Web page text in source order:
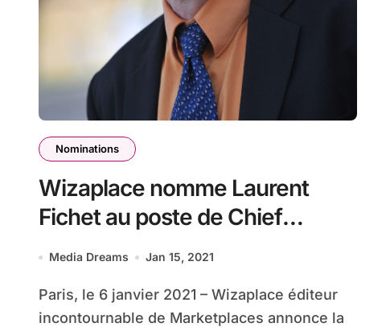
Nominations
Wizaplace nomme Laurent
Fichet au poste de Chief
Technology Officer (CTO)
Media Dreams Jan 15, 2021
Paris, le 6 janvier 2021 – Wizaplace éditeur
incontournable de Marketplaces annonce la